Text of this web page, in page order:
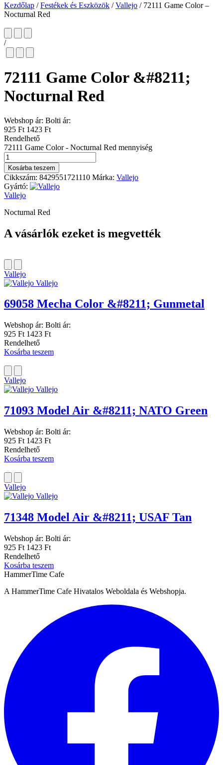
Kezdőlap / Festékek és Eszközök / Vallejo /72111 Game Color –
Nocturnal Red
/
72111 Game Color &#8211;
Nocturnal Red
Webshop ár: Bolti ár:
925 Ft 1423 Ft
Rendelhető
72111 Game Color - Nocturnal Red mennyiség
Kosárba teszem
Cikkszám: 8429551721110 Márka: Vallejo
Gyártó:
Vallejo
Nocturnal Red
A vásárlók ezeket is megvették
Vallejo
Vallejo
69058 Mecha Color &#8211; Gunmetal
Webshop ár: Bolti ár:
925 Ft 1423 Ft
Rendelhető
Kosárba teszem
Vallejo
Vallejo
71093 Model Air &#8211; NATO Green
Webshop ár: Bolti ár:
925 Ft 1423 Ft
Rendelhető
Kosárba teszem
Vallejo
Vallejo
71348 Model Air &#8211; USAF Tan
Webshop ár: Bolti ár:
925 Ft 1423 Ft
Rendelhető
Kosárba teszem
HammerTime Cafe
A HammerTime Cafe Hivatalos Weboldala és Webshopja.